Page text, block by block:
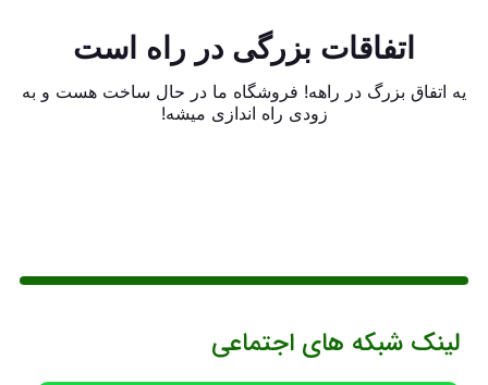
اتفاقات بزرگی در راه است
یه اتفاق بزرگ در راهه! فروشگاه ما در حال ساخت هست و به
زودی راه اندازی میشه!
لینک شبکه های اجتماعی